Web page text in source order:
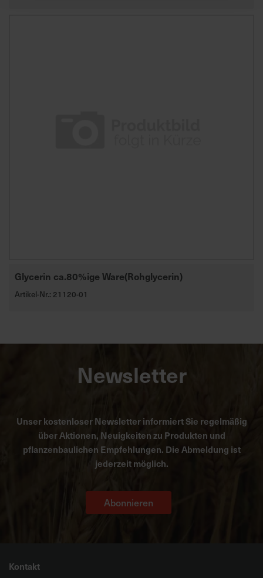
Glycerin ca.80%ige Ware(Rohglycerin)
Artikel-Nr.: 21120-01
Newsletter
Unser kostenloser Newsletter informiert Sie regelmäßig
über Aktionen, Neuigkeiten zu Produkten und
pflanzenbaulichen Empfehlungen. Die Abmeldung ist
jederzeit möglich.
Abonnieren
Kontakt